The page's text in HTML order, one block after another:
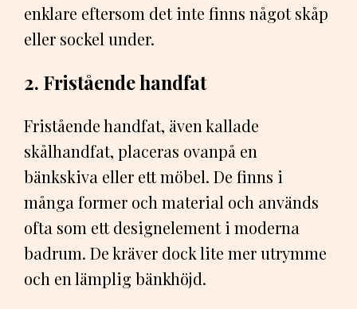
enklare eftersom det inte finns något skåp
eller sockel under.
2. Fristående handfat
Fristående handfat, även kallade
skålhandfat, placeras ovanpå en
bänkskiva eller ett möbel. De finns i
många former och material och används
ofta som ett designelement i moderna
badrum. De kräver dock lite mer utrymme
och en lämplig bänkhöjd.